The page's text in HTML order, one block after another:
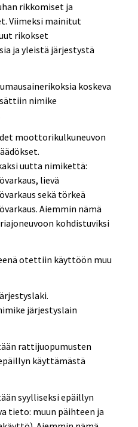
rikkomiset ja
Viimeksi mainitut
rikokset
ja yleistä järjestystä
koskeva
nimike
moottorikulkuneuvon
uutta nimikettä:
lievä
sekä törkeä
Aiemmin nämä
kohdistuviksi
otettiin käyttöön muu
järjestyslain
rattijuopumusten
käyttämästä
syylliseksi epäillyn
tieto: muun päihteen ja